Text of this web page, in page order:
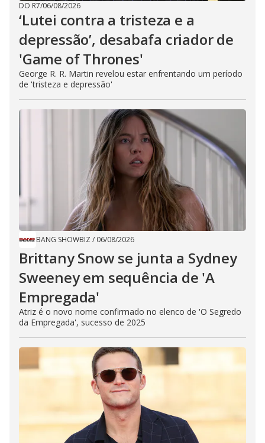
DO R7/06/08/2026
‘Lutei contra a tristeza e a
depressão’, desabafa criador de
'Game of Thrones'
George R. R. Martin revelou estar enfrentando um período
de 'tristeza e depressão'
BANG SHOWBIZ / 06/08/2026
Brittany Snow se junta a Sydney
Sweeney em sequência de ​'A
Empregada​'
Atriz é o novo nome confirmado no elenco de 'O Segredo
da Empregada', sucesso de 2025